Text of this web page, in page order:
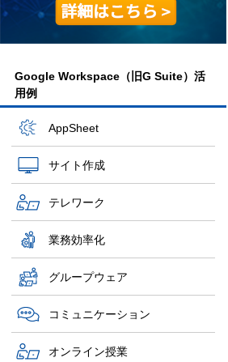
Google Workspace（旧G Suite）活
用例
AppSheet
サイト作成
テレワーク
業務効率化
グループウェア
コミュニケーション
オンライン授業